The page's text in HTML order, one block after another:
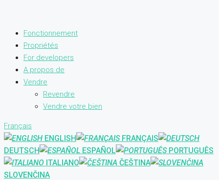
Fonctionnement
Propriétés
For developers
A propos de
Vendre
Revendre
Vendre votre bien
Français
ENGLISH
FRANÇAIS
DEUTSCH
ESPAÑOL
PORTUGUÊS
ITALIANO
ČEŠTINA
SLOVENČINA